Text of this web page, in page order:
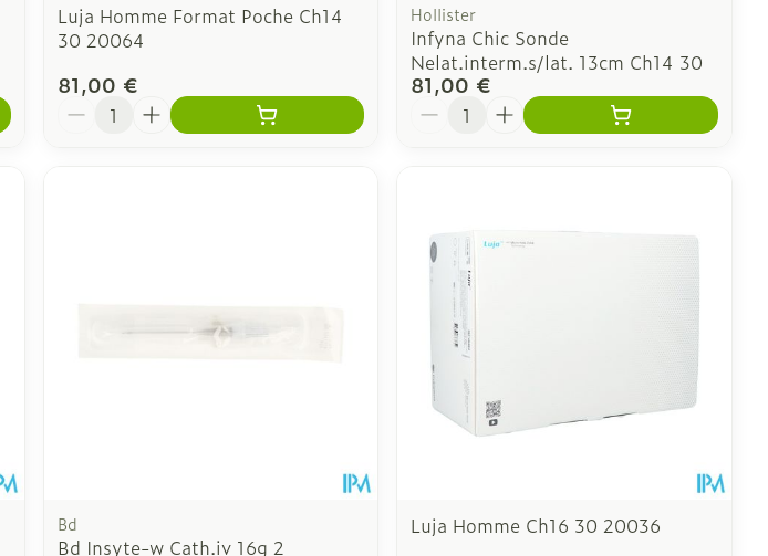
Luja Homme Format Poche Ch14
30 20064
81,00 €
Quantité
Hollister
Infyna Chic Sonde
Nelat.interm.s/lat. 13cm Ch14 30
81,00 €
Quantité
Bd
Bd Insyte-w Cath.iv 16g 2
Luja Homme Ch16 30 20036